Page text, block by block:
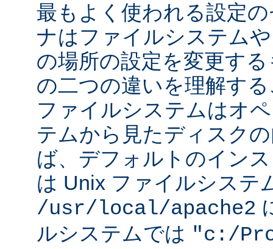
最もよく使われる設定
ナはファイルシステム
の場所の設定を変更す
の二つの違いを理解す
ファイルシステムはオ
テムから見たディスク
ば、デフォルトのイン
は Unix ファイルシステ
/usr/local/apache2
ルシステムでは "c:/